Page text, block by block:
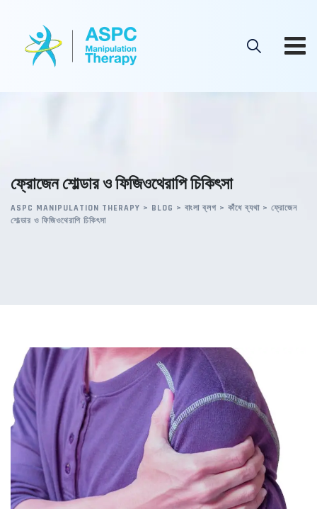
content
ফ্রোজেন শোল্ডার ও ফিজিওথেরাপি চিকিৎসা
ASPC MANIPULATION THERAPY > BLOG > বাংলা ব্লগ > কাঁধে ব্যথা > ফ্রোজেন
শোল্ডার ও ফিজিওথেরাপি চিকিৎসা